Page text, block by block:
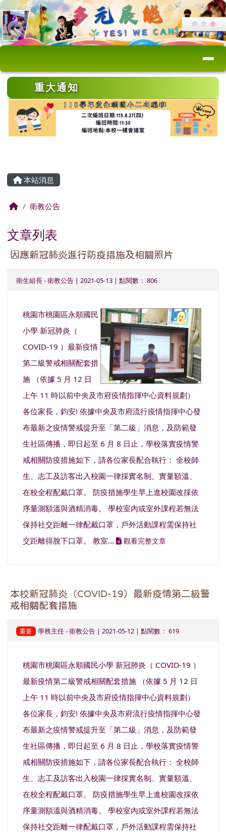
跳至主內容區
桃園市永順國小
導覽列
上中區域內容
重大通知
本站消息
回首頁衛教公告
文章列表
因應新冠肺炎進行防疫措施及相關照片
衛生組長-衛教公告 | 2021-05-13 | 點閱數： 806
image
桃園市桃園區永順國民
小學 新冠肺炎（
COVID-19 ）最新疫情
第二級警戒相關配套措
施 （依據 5 月 12 日
上午 11 時以前中央及市府疫情指揮中心資料規劃）
各位家長，鈞安! 依據中央及市府流行疫情指揮中心發
布最新之疫情警戒提升至「第二級」消息，及防範發
生社區傳播，即日起至 6 月 8 日止，學校落實疫情警
戒相關防疫措施如下，請各位家長配合執行： 全校師
生、志工及訪客出入校園一律採實名制、實量額溫、
在校全程配戴口罩。 防疫措施學生早上進校園改採依
序量測額溫與酒精消毒。 學校室內或室外課程若無法
保持社交距離一律配戴口罩，戶外活動課程需保持社
交距離得脫下口罩。 教室...
觀看完整文章
本校新冠肺炎（COVID-19）最新疫情第二級警
戒相關配套措施
重要 學務主任-衛教公告| 2021-05-12 | 點閱數： 619
桃園市桃園區永順國民小學 新冠肺炎（ COVID-19 ）
最新疫情第二級警戒相關配套措施 （依據 5 月 12 日
上午 11 時以前中央及市府疫情指揮中心資料規劃）
各位家長，鈞安! 依據中央及市府流行疫情指揮中心發
布最新之疫情警戒提升至「第二級」消息，及防範發
生社區傳播，即日起至 6 月 8 日止，學校落實疫情警
戒相關防疫措施如下，請各位家長配合執行： 全校師
生、志工及訪客出入校園一律採實名制、實量額溫、
在校全程配戴口罩。 防疫措施學生早上進校園改採依
序量測額溫與酒精消毒。 學校室內或室外課程若無法
保持社交距離一律配戴口罩，戶外活動課程需保持社
頁尾區域